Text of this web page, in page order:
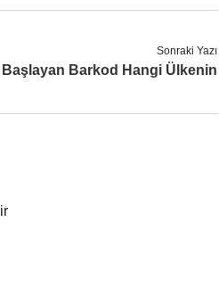
Sonraki Yazı
Başlayan Barkod Hangi Ülkenin